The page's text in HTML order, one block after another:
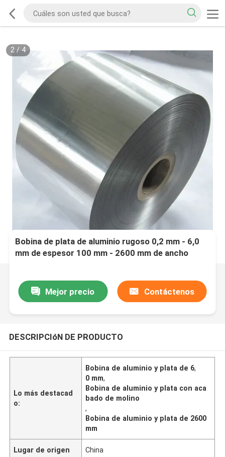
2/ 4
Bobina de plata de aluminio rugoso 0,2 mm - 6,0
mm de espesor 100 mm - 2600 mm de ancho
Mejor precio Contáctenos
DESCRIPCIóN DE PRODUCTO
Lo más destacad
o:
Bobina de aluminio y plata de 6,
0 mm,
Bobina de aluminio y plata con aca
bado de molino
,
Bobina de aluminio y plata de 2600
mm
Lugar de origen China